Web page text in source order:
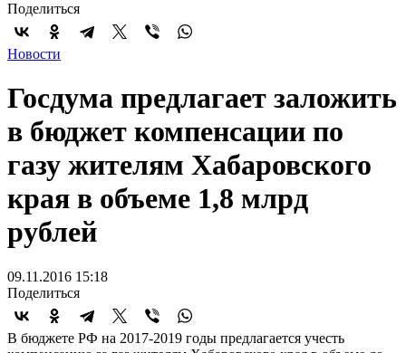
Поделиться
Новости
Госдума предлагает заложить
в бюджет компенсации по
газу жителям Хабаровского
края в объеме 1,8 млрд
рублей
09.11.2016 15:18
Поделиться
В бюджете РФ на 2017-2019 годы предлагается учесть